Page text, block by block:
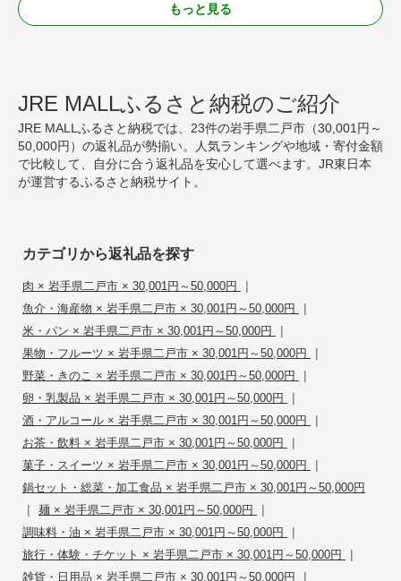
もっと見る
JRE MALLふるさと納税のご紹介
JRE MALLふるさと納税では、23件の岩手県二戸市（30,001円～
50,000円）の返礼品が勢揃い。人気ランキングや地域・寄付金額
で比較して、自分に合う返礼品を安心して選べます。JR東日本
が運営するふるさと納税サイト。
カテゴリから返礼品を探す
肉 × 岩手県二戸市 × 30,001円～50,000円 |
魚介・海産物 × 岩手県二戸市 × 30,001円～50,000円 |
米・パン × 岩手県二戸市 × 30,001円～50,000円 |
果物・フルーツ × 岩手県二戸市 × 30,001円～50,000円 |
野菜・きのこ × 岩手県二戸市 × 30,001円～50,000円 |
卵・乳製品 × 岩手県二戸市 × 30,001円～50,000円 |
酒・アルコール × 岩手県二戸市 × 30,001円～50,000円 |
お茶・飲料 × 岩手県二戸市 × 30,001円～50,000円 |
菓子・スイーツ × 岩手県二戸市 × 30,001円～50,000円 |
鍋セット・総菜・加工食品 × 岩手県二戸市 × 30,001円～50,000円
| 麺 × 岩手県二戸市 × 30,001円～50,000円 |
調味料・油 × 岩手県二戸市 × 30,001円～50,000円 |
旅行・体験・チケット × 岩手県二戸市 × 30,001円～50,000円 |
雑貨・日用品 × 岩手県二戸市 × 30,001円～50,000円 |